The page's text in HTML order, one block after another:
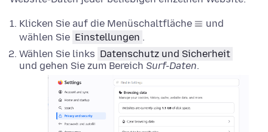
Klicken Sie auf die Menüschaltfläche
und
wählen Sie Einstellungen .
Wählen Sie links Datenschutz und Sicherheit
und gehen Sie zum Bereich Surf-Daten.